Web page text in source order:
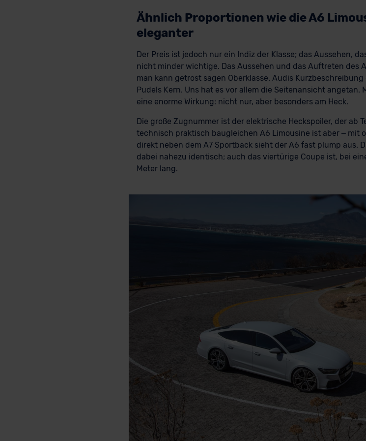
Ähnlich Proportionen wie die A6
eleganter
Der Preis ist jedoch nur ein Indiz der Klasse; das Aussehen,
nicht minder wichtige. Das Aussehen und das Auftreten des
man kann getrost sagen Oberklasse. Audis
Pudels Kern. Uns hat es vor allem die Seitenansicht angetan.
eine enorme Wirkung: nicht nur, aber besonders am Heck.
Die große Zugnummer ist der elektrische Heckspoiler, der ab
technisch praktisch baugleichen A6 Limousine ist aber – mit
direkt neben dem A7 Sportback sieht der A6 fast plump aus.
dabei nahezu identisch; auch das viertürige Coupe ist, bei
Meter lang.